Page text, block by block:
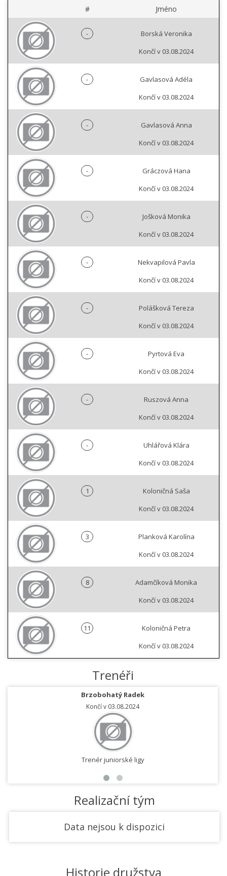
# Jméno
-
Borská Veronika
Končí v 03.08.2024
-
Gavlasová Adéla
Končí v 03.08.2024
-
Gavlasová Anna
Končí v 03.08.2024
-
Gráczová Hana
Končí v 03.08.2024
-
Jošková Monika
Končí v 03.08.2024
-
Nekvapilová Pavla
Končí v 03.08.2024
-
Polášková Tereza
Končí v 03.08.2024
-
Pyrtová Eva
Končí v 03.08.2024
-
Ruszová Anna
Končí v 03.08.2024
-
Uhlářová Klára
Končí v 03.08.2024
1
Koloničná Saša
Končí v 03.08.2024
3
Planková Karolína
Končí v 03.08.2024
8
Adamčíková Monika
Končí v 03.08.2024
11
Koloničná Petra
Končí v 03.08.2024
Trenéři
Brzobohatý Radek
Končí v 03.08.2024
Trenér juniorské ligy
Realizační tým
Data nejsou k dispozici
Historie družstva